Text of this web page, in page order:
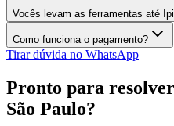
Vocês levam as ferramentas até
Como funciona o pagamento?
Tirar dúvida no WhatsApp
Pronto para
São Paulo?